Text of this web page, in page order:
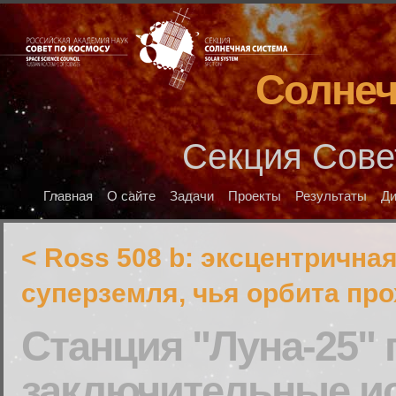
Секция
Главная О сайте Задачи Проекты Результаты
< Ross 508 b:
суперземля, чья орбита
Станция "Луна-25"